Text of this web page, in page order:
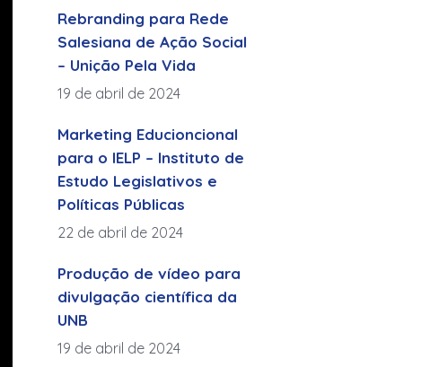
Rebranding para Rede
Salesiana de Ação Social
– Unição Pela Vida
19 de abril de 2024
Marketing Educioncional
para o IELP – Instituto de
Estudo Legislativos e
Políticas Públicas
22 de abril de 2024
Produção de vídeo para
divulgação científica da
UNB
19 de abril de 2024